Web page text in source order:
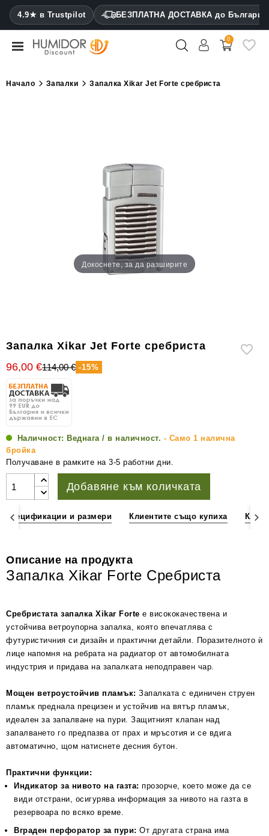
4.9★ в Trustpilot БЕЗПЛАТНА ДОСТАВКА до България
CATEGORY
Хумидори
аксесоари
пури
0
Начало Запалки Запалка Xikar Jet Forte сребриста
Докоснете, за да разширите
Запалка Xikar Jet Forte сребриста
96,00 €114,00 € -15%
Наличност: Веднага / в наличност. - Само 1 налична
бройка
Получаване в рамките на 3-5 работни дни.
Добавяне към количката
Спецификации и размери Клиентите също купиха
Описание на продукта
Запалка Xikar Forte Сребриста
Сребристата запалка Xikar Forte е висококачествена и
устойчива ветроупорна запалка, която впечатлява с
футуристичния си дизайн и практични детайли. Поразителното ѝ
лице напомня на ребрата на радиатор от автомобилната
индустрия и придава на запалката неподправен чар.
Мощен ветроустойчив пламък: Запалката с единичен струен
пламък преднала прецизен и устойчив на вятър пламък,
идеален за запалване на пури. Защитният клапан над
запалването го предпазва от прах и мръсотия и се вдига
автоматично, щом натиснете десния бутон.
Практични функции:
Индикатор за нивото на газта: прозорче, което може да се
види отстрани, осигурява информация за нивото на газта в
резервоара по всяко време.
Вграден перфоратор за пури: От другата страна има